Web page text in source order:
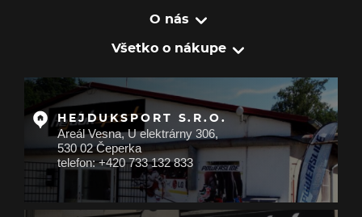
O nás
Všetko o nákupe
HEJDUKSPORT S.R.O.
Areál Vesna, U elektrárny 306,
530 02 Čeperka
telefon: +420 733 132 833